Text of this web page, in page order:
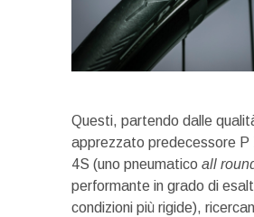
Questi, partendo dalle
apprezzato predecessore P
4S (uno pneumatico all
performante in grado di
condizioni più rigide),